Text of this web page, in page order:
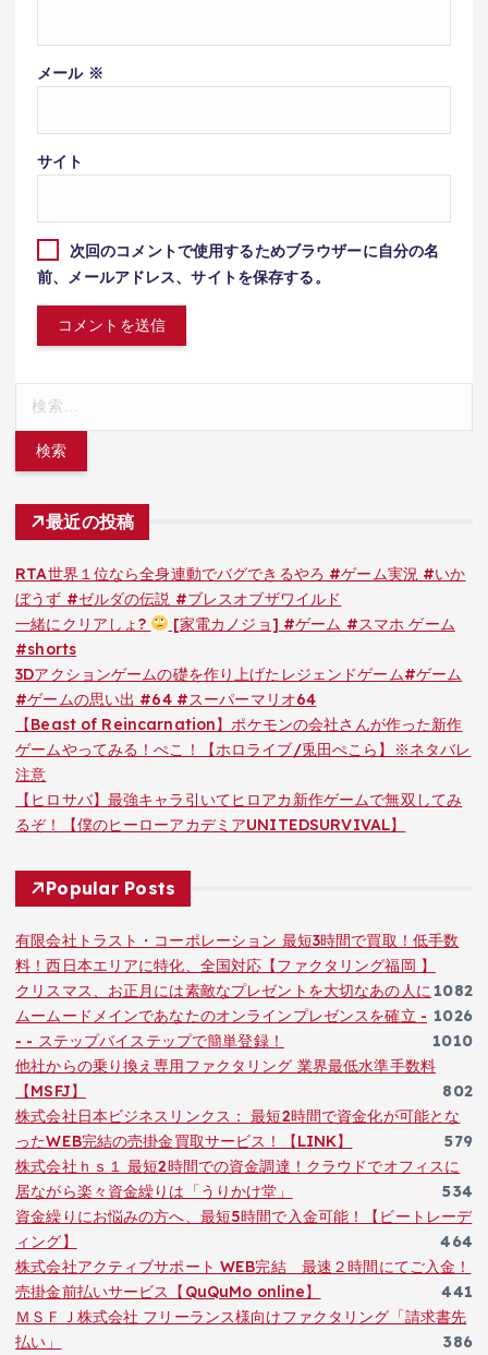
メール ※
サイト
次回のコメントで使用するためブラウザーに自分の名
前、メールアドレス、サイトを保存する。
最近の投稿
RTA世界１位なら全身連動でバグできるやろ #ゲーム実況 #いか
ぼうず #ゼルダの伝説 #ブレスオブザワイルド
一緒にクリアしょ?
[家電カノジョ] #ゲーム #スマホ ゲーム
#shorts
3Dアクションゲームの礎を作り上げたレジェンドゲーム#ゲーム
#ゲームの思い出 #64 #スーパーマリオ64
【Beast of Reincarnation】ポケモンの会社さんが作った新作
ゲームやってみる！ぺこ！【ホロライブ/兎田ぺこら】※ネタバレ
注意
【ヒロサバ】最強キャラ引いてヒロアカ新作ゲームで無双してみ
るぞ！【僕のヒーローアカデミアUNITEDSURVIVAL】
Popular Posts
有限会社トラスト・コーポレーション 最短3時間で買取！低手数
料！西日本エリアに特化、全国対応【ファクタリング福岡 】
1082
クリスマス、お正月には素敵なプレゼントを大切なあの人に
1026
ムームードメインであなたのオンラインプレゼンスを確立 -
- - ステップバイステップで簡単登録！
1010
他社からの乗り換え専用ファクタリング 業界最低水準手数料
【MSFJ】
802
株式会社日本ビジネスリンクス： 最短2時間で資金化が可能とな
ったWEB完結の売掛金買取サービス！【LINK】
579
株式会社ｈｓ１ 最短2時間での資金調達！クラウドでオフィスに
居ながら楽々資金繰りは「うりかけ堂」
534
資金繰りにお悩みの方へ、最短5時間で入金可能！【ビートレーデ
ィング】
464
株式会社アクティブサポート WEB完結 最速２時間にてご入金！
売掛金前払いサービス【QuQuMo online】
441
ＭＳＦＪ株式会社 フリーランス様向けファクタリング「請求書先
払い」
386